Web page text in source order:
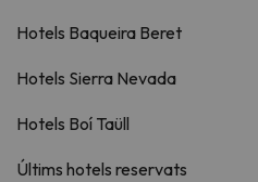
Hotels Baqueira Beret
Hotels Sierra Nevada
Hotels Boí Taüll
Últims hotels reservats